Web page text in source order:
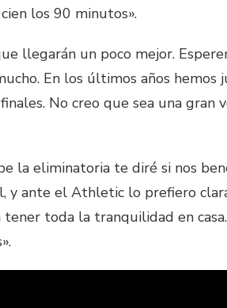
los 90 minutos».
llegarán un poco mejor.
En los últimos años hemos
No creo que sea una gran
la eliminatoria te diré si nos
y ante el Athletic lo prefiero
toda la tranquilidad en